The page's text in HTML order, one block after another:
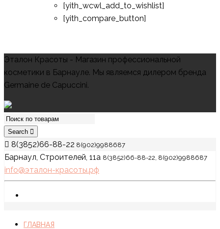
[yith_wcwl_add_to_wishlist]
[yith_compare_button]
Эталон Красоты - Магазин профессиональной
косметики в Барнауле. Мы являемся дилером бренда
Germaine de Capuccini.
Search
8(3852)66-88-22 8(902)9988687
Барнаул, Строителей, 11а 8(3852)66-88-22, 8(902)9988687
info@эталон-красоты.рф
ГЛАВНАЯ